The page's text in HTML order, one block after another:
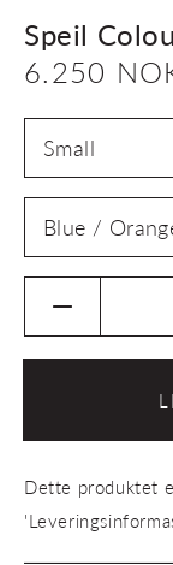
Speil
Vanlig
pris
6.250
antallet
for
Frame
Dette produktet